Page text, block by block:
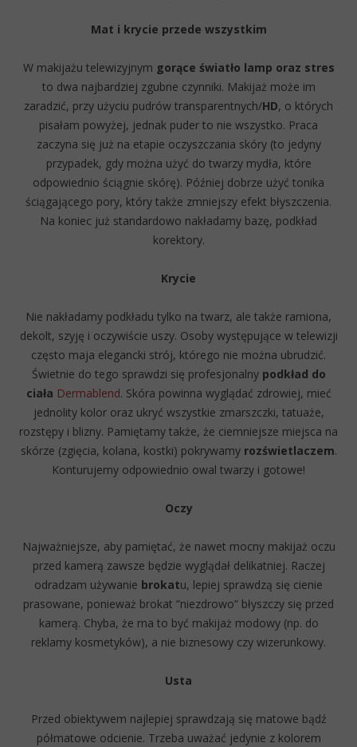
Mat i krycie przede wszystkim
W makijażu telewizyjnym gorące światło lamp oraz stres
to dwa najbardziej zgubne czynniki. Makijaż może im
zaradzić, przy użyciu pudrów transparentnych/HD, o których
pisałam powyżej, jednak puder to nie wszystko. Praca
zaczyna się już na etapie oczyszczania skóry (to jedyny
przypadek, gdy można użyć do twarzy mydła, które
odpowiednio ściągnie skórę). Później dobrze użyć tonika
ściągającego pory, który także zmniejszy efekt błyszczenia.
Na koniec już standardowo nakładamy bazę, podkład
korektory.
Krycie
Nie nakładamy podkładu tylko na twarz, ale także ramiona,
dekolt, szyję i oczywiście uszy. Osoby występujące w telewizji
często maja elegancki strój, którego nie można ubrudzić.
Świetnie do tego sprawdzi się profesjonalny podkład do
ciała Dermablend. Skóra powinna wyglądać zdrowiej, mieć
jednolity kolor oraz ukryć wszystkie zmarszczki, tatuaże,
rozstępy i blizny. Pamiętamy także, że ciemniejsze miejsca na
skórze (zgięcia, kolana, kostki) pokrywamy rozświetlaczem.
Konturujemy odpowiednio owal twarzy i gotowe!
Oczy
Najważniejsze, aby pamiętać, że nawet mocny makijaż oczu
przed kamerą zawsze będzie wyglądał delikatniej. Raczej
odradzam używanie brokatu, lepiej sprawdzą się cienie
prasowane, ponieważ brokat “niezdrowo” błyszczy się przed
kamerą. Chyba, że ma to być makijaż modowy (np. do
reklamy kosmetyków), a nie biznesowy czy wizerunkowy.
Usta
Przed obiektywem najlepiej sprawdzają się matowe bądź
półmatowe odcienie. Trzeba uważać jedynie z kolorem